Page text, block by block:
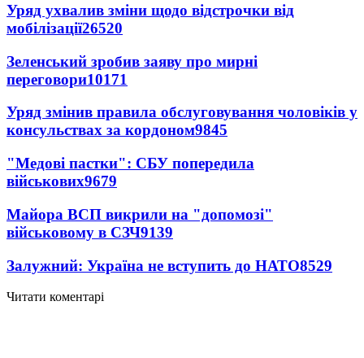
Уряд ухвалив зміни щодо відстрочки від
мобілізації26520
Зеленський зробив заяву про мирні
переговори10171
Уряд змінив правила обслуговування чоловіків у
консульствах за кордоном9845
"Медові пастки": СБУ попередила
військових9679
Майора ВСП викрили на "допомозі"
військовому в СЗЧ9139
Залужний: Україна не вступить до НАТО8529
Читати коментарі